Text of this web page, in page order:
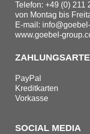
Telefon: +49 (0) 211
von Montag bis
E-mail:
www.goebel-
PayPal
Kreditkarten
Vorkasse
SOCIAL MEDIA